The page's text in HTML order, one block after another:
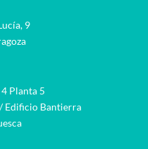
9
Planta 5
Edificio Bantierra